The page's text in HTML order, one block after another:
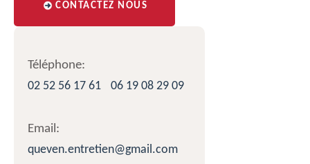
CONTACTEZ NOUS
Téléphone:
02 52 56 17 61
06 19 08 29 09
Email:
queven.entretien@gmail.com